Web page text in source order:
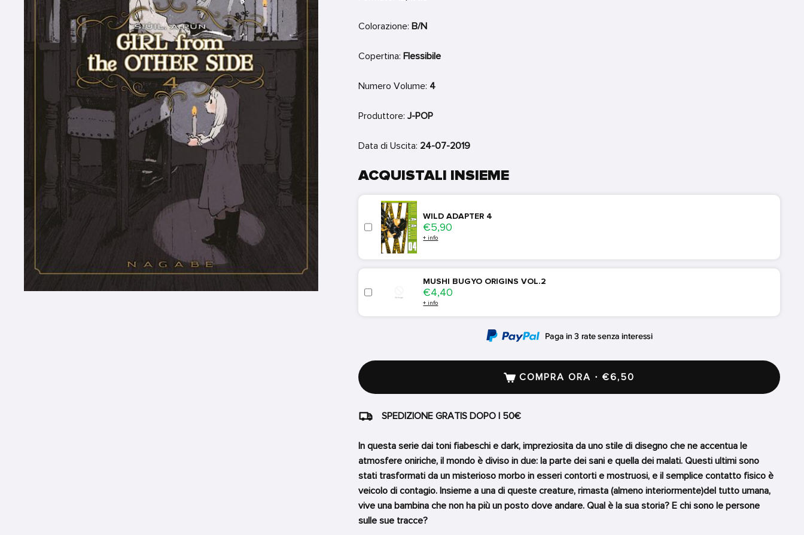
Colorazione: B/N
Copertina: Flessibile
Numero Volume: 4
Produttore:J-POP
Data di Uscita: 24-07-2019
ACQUISTALI INSIEME
WILD ADAPTER 4
Price
€5,90
+ info
MUSHI BUGYO ORIGINS VOL.2
Price
€4,40
+ info
COMPRA ORA · €6,50
SPEDIZIONE GRATIS DOPO I 50€
In questa serie dai toni fiabeschi e dark, impreziosita da uno stile di disegno che ne accentua le
atmosfere oniriche, il mondo è diviso in due: la parte dei sani e quella dei malati. Questi ultimi sono
stati trasformati da un misterioso morbo in esseri contorti e mostruosi, e il semplice contatto fisico è
veicolo di contagio. Insieme a una di queste creature, rimasta (almeno interiormente)del tutto umana,
vive una bambina che non ha più un posto dove andare. Qual è la sua storia? E chi sono le persone
sulle sue tracce?